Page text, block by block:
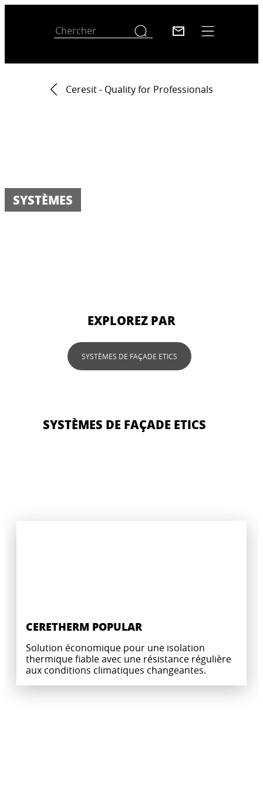
Ceresit - Quality for Professionals
SYSTÈMES
EXPLOREZ PAR
SYSTÈMES DE FAÇADE ETICS
SYSTÈMES DE FAÇADE ETICS
CERETHERM POPULAR
Solution économique pour une isolation
thermique fiable avec une résistance régulière
aux conditions climatiques changeantes.